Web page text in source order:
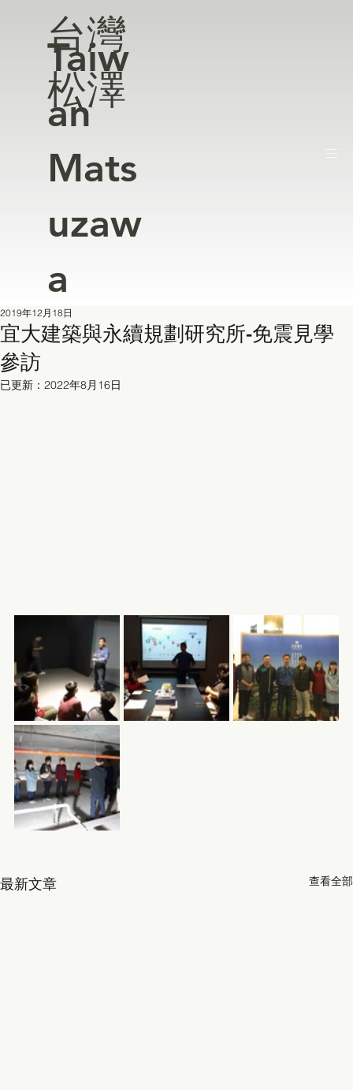
台灣
松澤
Taiw
an
Mats
uzaw
a
宜大建築與永續規劃研究所-免震見學
參訪
2019年12月18日
已更新： 2022年8月16日
最新文章 查看全部